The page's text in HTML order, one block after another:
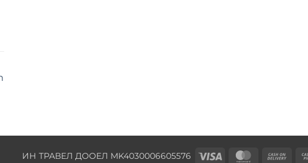
ИН ТРАВЕЛ ДООЕЛ MK4030006605576 Visa MasterCard
Cash